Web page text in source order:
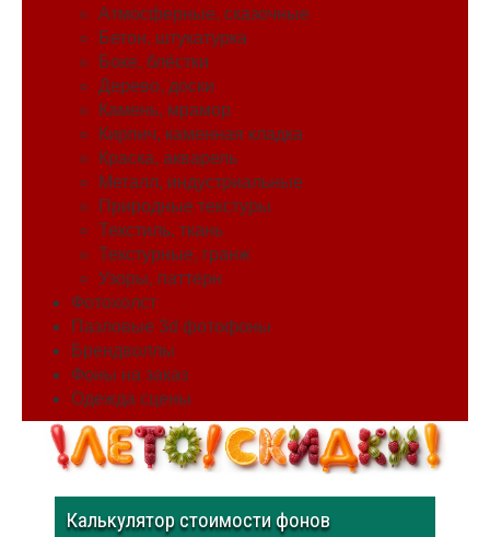
Атмосферные, сказочные
Бетон, штукатурка
Боке, блёстки
Дерево, доски
Камень, мрамор
Кирпич, каменная кладка
Краска, акварель
Металл, индустриальные
Природные текстуры
Текстиль, ткань
Текстурные, гранж
Узоры, паттерн
Фотохолст
Пазловые 3d фотофоны
Брендволлы
Фоны на заказ
Одежда сцены
Калькулятор стоимости фонов